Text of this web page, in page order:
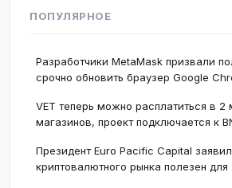
ПОПУЛЯРНОЕ
Разработчики MetaMask призвали
срочно обновить браузер Google
VET теперь можно расплатиться в 2
магазинов, проект подключается к
Президент Euro Pacific Capital
криптовалютного рынка полезен